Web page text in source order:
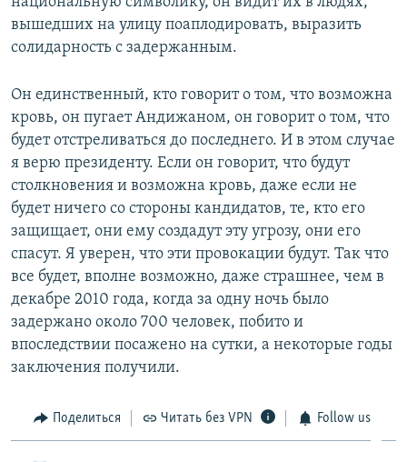
вышедших на улицу поаплодировать, выразить
солидарность с задержанным.
Он единственный, кто говорит о том, что возможна
кровь, он пугает Андижаном, он говорит о том, что
будет отстреливаться до последнего. И в этом случае
я верю президенту. Если он говорит, что будут
столкновения и возможна кровь, даже если не
будет ничего со стороны кандидатов, те, кто его
защищает, они ему создадут эту угрозу, они его
спасут. Я уверен, что эти провокации будут. Так что
все будет, вполне возможно, даже страшнее, чем в
декабре 2010 года, когда за одну ночь было
задержано около 700 человек, побито и
впоследствии посажено на сутки, а некоторые годы
заключения получили.
Поделиться Читать без VPN Follow us